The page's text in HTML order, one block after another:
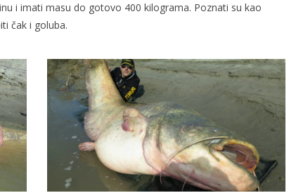
i imati masu do gotovo 400 kilograma. Poznati su kao
čak i goluba.